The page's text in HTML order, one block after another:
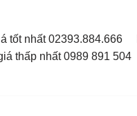
tốt nhất 02393.884.666
thấp nhất 0989 891 504